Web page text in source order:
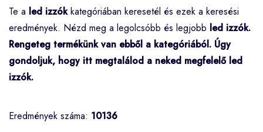
Te a led izzókkategóriában keresetél és ezek a keresési
eredmények. Nézd meg a legolcsóbb és legjobb led izzók.
Rengeteg termékünk van ebből a kategóriából. Úgy
gondoljuk, hogy itt megtalálod a neked megfelelő led
izzók.
Eredmények száma: 10136